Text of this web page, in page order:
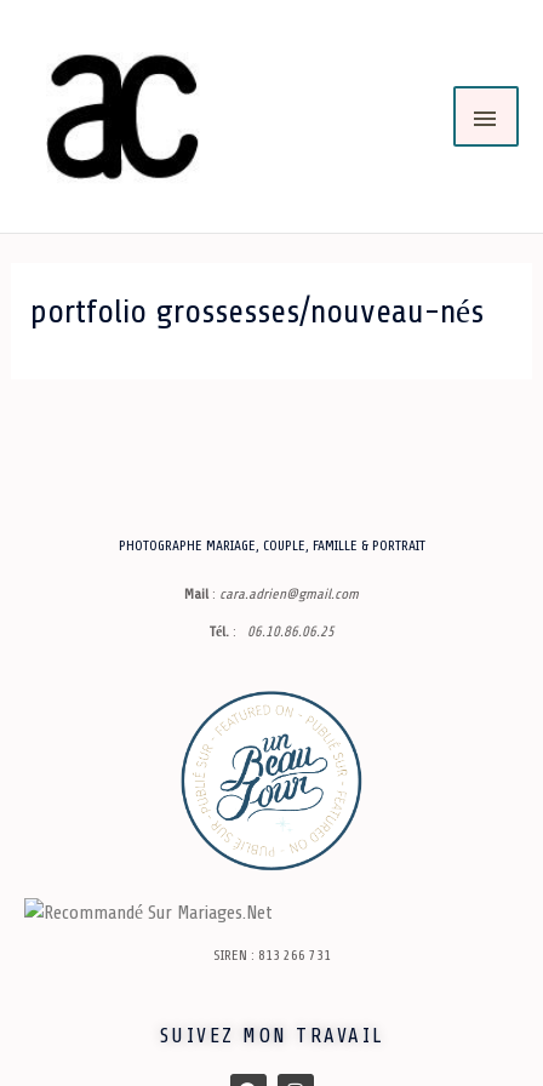
Contenu
portfolio grossesses/nouveau-nés
PHOTOGRAPHE MARIAGE, COUPLE, FAMILLE & PORTRAIT
Mail:cara.adrien@gmail.com
Tél.: 06.10.86.06.25
SIREN : 813 266 731
SUIVEZ MON TRAVAIL